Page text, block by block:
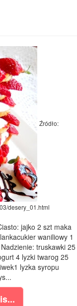
Źródło:
desery_01.html
jajko 2 szt maka
waniliowy 1
truskawki 25
4 lyzki twarog 25
lyzka syropu